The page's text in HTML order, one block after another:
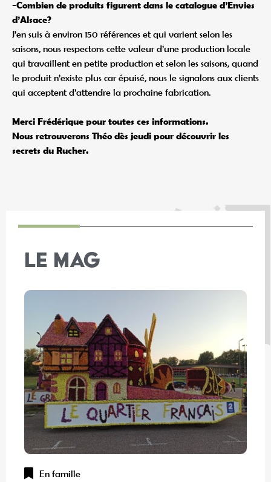
-Combien de produits figurent dans le catalogue d’Envies
d’Alsace?
J’en suis à environ 150 références et qui varient selon les
saisons, nous respectons cette valeur d’une production locale
qui travaillent en petite production et selon les saisons, quand
le produit n’existe plus car épuisé, nous le signalons aux clients
qui acceptent d’attendre la prochaine fabrication.
Merci Frédérique pour toutes ces informations.
Nous retrouverons Théo dès jeudi pour découvrir les
secrets du Rucher.
LE MAG
En famille